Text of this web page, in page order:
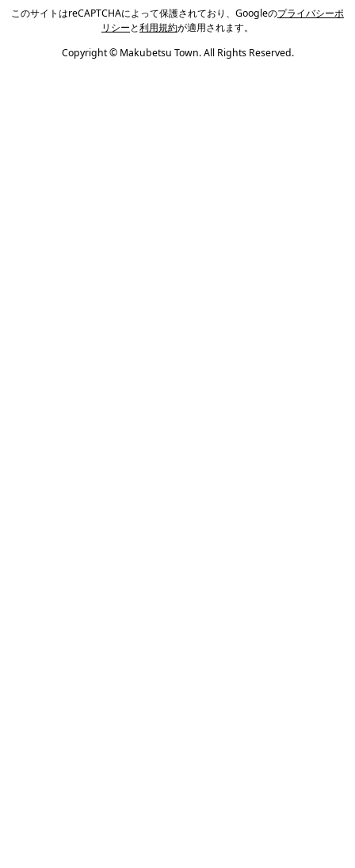
このサイトはreCAPTCHAによって保護されており、Googleのプライバシーポ
リシーと利用規約が適用されます。
Copyright © Makubetsu Town. All Rights Reserved.